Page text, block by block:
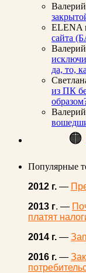
ELENA
сайта
да, то,
из ПК
🟠
Популярные
2012 г. —
2013 г. —
платят
2014 г. —
2016 г. —